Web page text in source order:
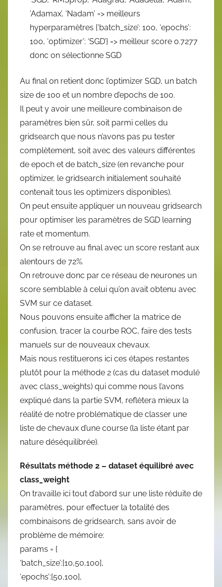
‘Adamax’, ‘Nadam’ => meilleurs
hyperparamètres {‘batch_size’: 100, ‘epochs’:
100, ‘optimizer’: ‘SGD’} => meilleur score 0.7277
donc on sélectionne SGD
Au final on retient donc l’optimizer SGD, un batch
size de 100 et un nombre d’epochs de 100.
Il peut y avoir une meilleure combinaison de
paramètres bien sûr, soit parmi celles du
gridsearch que nous n’avons pas pu tester
complètement, soit avec des valeurs différentes
de epoch et de batch_size (en revanche pour
optimizer, le gridsearch initialement souhaité
contenait tous les optimizers disponibles).
On peut ensuite appliquer un nouveau gridsearch
pour optimiser les paramètres de SGD learning
rate et momentum.
On se retrouve au final avec un score restant aux
alentours de 72%.
On retrouve donc par ce réseau de neurones un
score semblable à celui qu’on avait obtenu avec
SVM sur ce dataset.
Nous pouvons ensuite afficher la matrice de
confusion, tracer la courbe ROC, faire des tests
manuels sur de nouveaux chevaux.
Mais nous restituerons ici ces étapes restantes
plutôt pour la méthode 2 (cas du dataset modulé
avec class_weights) qui comme nous l’avons
expliqué dans la partie SVM, reflètera mieux la
réalité de notre problématique de classer une
liste de chevaux d’une course (la liste étant par
nature déséquilibrée).
Résultats méthode 2 – dataset équilibré avec
class_weight
On travaille ici tout d’abord sur une liste réduite de
paramètres, pour effectuer la totalité des
combinaisons de gridsearch, sans avoir de
problème de mémoire:
params = {
‘batch_size’:[10,50,100],
‘epochs’:[50,100],